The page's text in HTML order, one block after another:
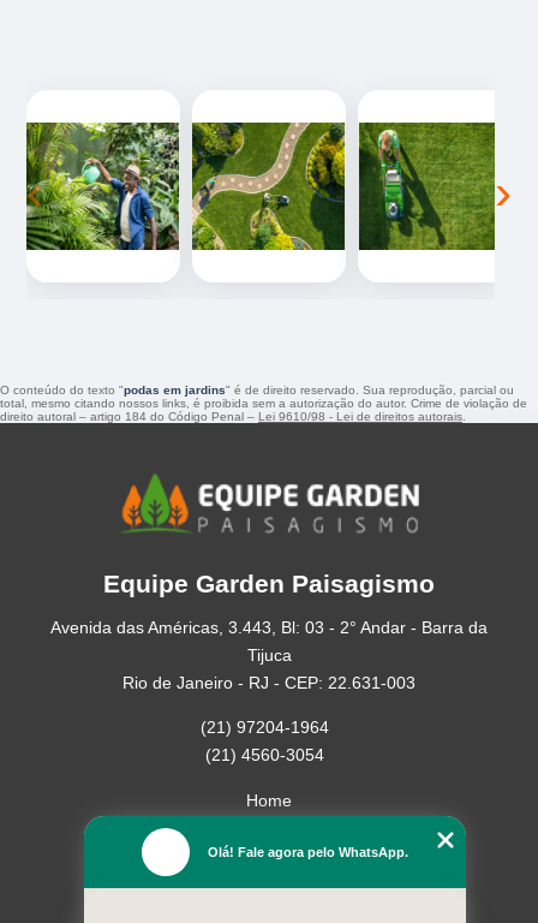
‹ ›
O conteúdo do texto "podas em jardins" é de direito reservado. Sua reprodução, parcial ou
total, mesmo citando nossos links, é proibida sem a autorização do autor. Crime de violação de
direito autoral – artigo 184 do Código Penal – Lei 9610/98 - Lei de direitos autorais.
Equipe Garden Paisagismo
Avenida das Américas, 3.443, Bl: 03 - 2° Andar - Barra da
Tijuca
Rio de Janeiro - RJ - CEP: 22.631-003
(21) 97204-1964
(21) 4560-3054
Home
Missão
Olá! Fale agora pelo WhatsApp.